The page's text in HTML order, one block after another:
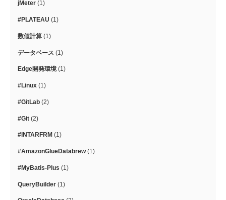
jMeter (1)
#PLATEAU (1)
数値計算 (1)
データベース (1)
Edge開発環境 (1)
#Linux (1)
#GitLab (2)
#Git (2)
#INTARFRM (1)
#AmazonGlueDatabrew(1)
#MyBatis-Plus (1)
QueryBuilder (1)